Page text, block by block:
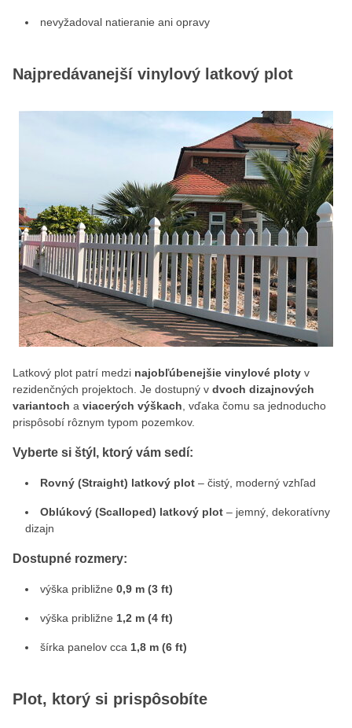
nevyžadoval natieranie ani opravy
Najpredávanejší vinylový latkový plot
Latkový plot patrí medzi najobľúbenejšie vinylové ploty v
rezidenčných projektoch. Je dostupný v dvoch dizajnových
variantoch a viacerých výškach , vďaka čomu sa jednoducho
prispôsobí rôznym typom pozemkov.
Vyberte si štýl, ktorý vám sedí:
Rovný (Straight) latkový plot – čistý, moderný vzhľad
Oblúkový (Scalloped) latkový plot – jemný, dekoratívny
dizajn
Dostupné rozmery:
výška približne 0,9 m (3 ft)
výška približne 1,2 m (4 ft)
šírka panelov cca 1,8 m (6 ft)
Plot, ktorý si prispôsobíte